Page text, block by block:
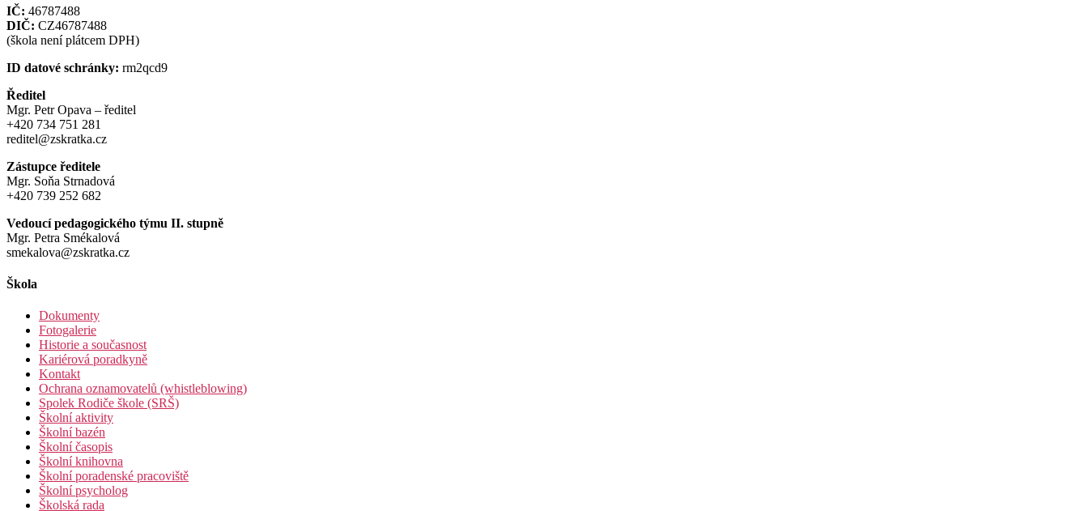
IČ: 46787488
DIČ: CZ46787488
(škola není plátcem DPH)
ID datové schránky: rm2qcd9
Ředitel
Mgr. Petr Opava – ředitel
+420 734 751 281
reditel@zskratka.cz
Zástupce ředitele
Mgr. Soňa Strnadová
+420 739 252 682
Vedoucí pedagogického týmu II. stupně
Mgr. Petra Smékalová
smekalova@zskratka.cz
Škola
Dokumenty
Fotogalerie
Historie a současnost
Kariérová poradkyně
Kontakt
Ochrana oznamovatelů (whistleblowing)
Spolek Rodiče škole (SRŠ)
Školní aktivity
Školní bazén
Školní časopis
Školní knihovna
Školní poradenské pracoviště
Školní psycholog
Školská rada